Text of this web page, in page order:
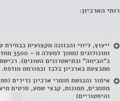
הארכיון:
ייעוץ, ליווי והכוונה מקצועית בבחירת
ב"הבימה" ובתיאטרונים השונים).
מתבצעת בארכיון בלבד ובפורמט מודפס.
איתור והנגשת חומרי ארכיון נדירים (
מסמכים, תמונות, קבצי שמע, סרטים
והיסטוריים)